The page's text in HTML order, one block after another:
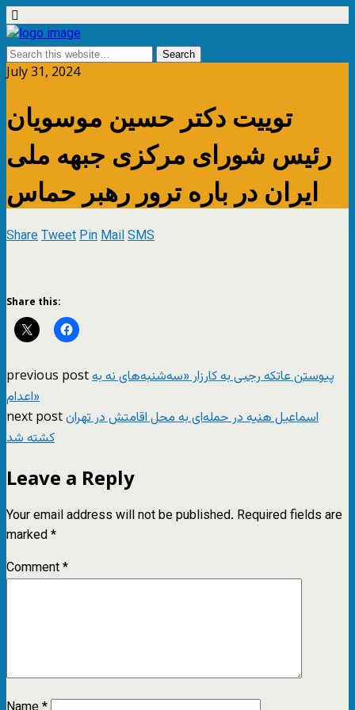
July 31, 2024
توییت دکتر حسین موسویان
رئیس شورای مرکزی جبهه ملی
ایران در باره ترور رهبر حماس
ShareTweetPinMailSMS
Share this:
previous postپیوستن عاتکه رجبی به کارزار «سه‌شنبه‌‌های نه به
اعدام»
next postاسماعیل هنیه در حمله‌ای به محل اقامتش در تهران
کشته شد
Leave a Reply
Your email address will not be published. Required fields are
marked*
Comment*